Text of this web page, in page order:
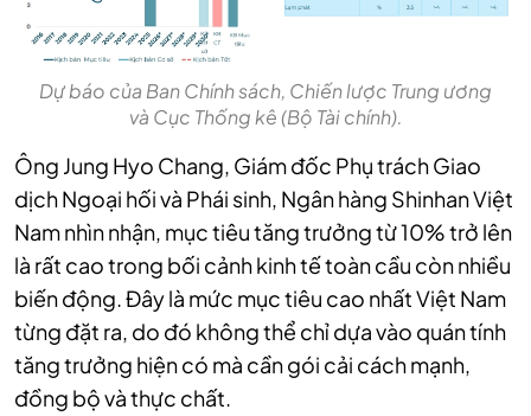
Dự báo của Ban Chính sách, Chiến lược Trung ương
và Cục Thống kê (Bộ Tài chính).
Ông Jung Hyo Chang, Giám đốc Phụ trách Giao
dịch Ngoại hối và Phái sinh, Ngân hàng Shinhan Việt
Nam nhìn nhận, mục tiêu tăng trưởng từ 10% trở lên
là rất cao trong bối cảnh kinh tế toàn cầu còn nhiều
biến động. Đây là mức mục tiêu cao nhất Việt Nam
từng đặt ra, do đó không thể chỉ dựa vào quán tính
tăng trưởng hiện có mà cần gói cải cách mạnh,
đồng bộ và thực chất.